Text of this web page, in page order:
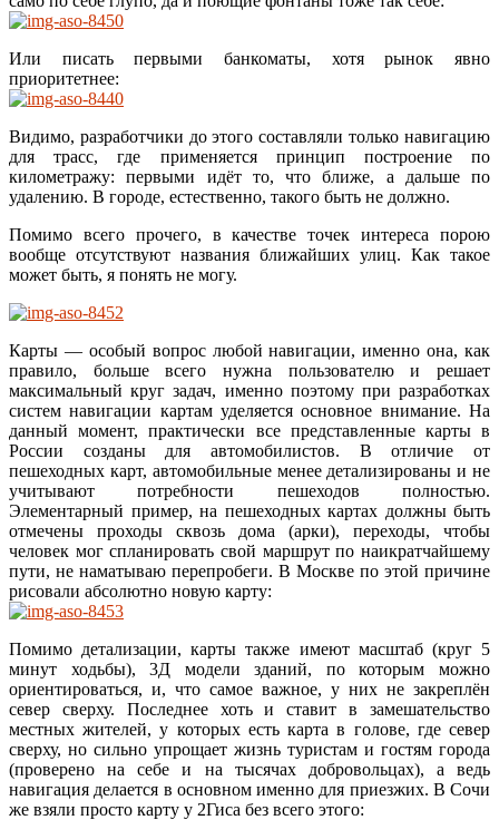
Или писать первыми банкоматы, хотя рынок явно
приоритетнее:
Видимо, разработчики до этого составляли только навигацию
для трасс, где применяется принцип построение по
километражу: первыми идёт то, что ближе, а дальше по
удалению. В городе, естественно, такого быть не должно.
Помимо всего прочего, в качестве точек интереса порою
вообще отсутствуют названия ближайших улиц. Как такое
может быть, я понять не могу.
Карты — особый вопрос любой навигации, именно она, как
правило, больше всего нужна пользователю и решает
максимальный круг задач, именно поэтому при разработках
систем навигации картам уделяется основное внимание. На
данный момент, практически все представленные карты в
России созданы для автомобилистов. В отличие от
пешеходных карт, автомобильные менее детализированы и не
учитывают потребности пешеходов полностью.
Элементарный пример, на пешеходных картах должны быть
отмечены проходы сквозь дома (арки), переходы, чтобы
человек мог спланировать свой маршрут по наикратчайшему
пути, не наматываю перепробеги. В Москве по этой причине
рисовали абсолютно новую карту:
Помимо детализации, карты также имеют масштаб (круг 5
минут ходьбы), 3Д модели зданий, по которым можно
ориентироваться, и, что самое важное, у них не закреплён
север сверху. Последнее хоть и ставит в замешательство
местных жителей, у которых есть карта в голове, где север
сверху, но сильно упрощает жизнь туристам и гостям города
(проверено на себе и на тысячах добровольцах), а ведь
навигация делается в основном именно для приезжих. В Сочи
же взяли просто карту у 2Гиса без всего этого: